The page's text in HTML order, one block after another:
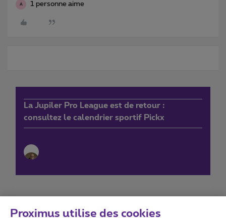
A 1 personne aime
La Jupiler Pro League est de retour :
consultez le calendrier sportif Pickx
Proximus utilise des cookies